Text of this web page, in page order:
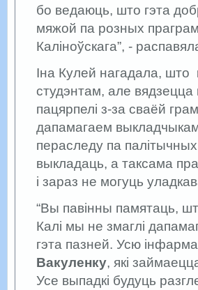
бо ведаюць, што гэта
мяжой па розных
Каліноўскага”, -
Іна Кулей нагадала, што
студэнтам, але вядзецца
пацярпелі з-за сваёй
дапамагаем выкладчыкам
пераследу па
выкладаць, а таксама
і зараз не могуць
“Вы павінны памятаць,
Калі мы не змаглі
гэта пазней. Усю
Вакуленку, які
Усе выпадкі будуць